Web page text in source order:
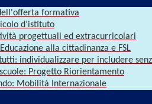
formativa
d’istituto
progettuali ed extracurricolari
alla cittadinanza e FSL
individualizzare per includere
Progetto Riorientamento
Mobilità Internazionale